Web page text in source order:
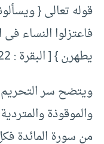
قوله تعالى {‏
فاعتزلوا النساء
يطهرن }‏ [‏ البقرة :‏ ‏222]‏.
ويتضح سر التحريم
والموقوذة
من سورة المائدة